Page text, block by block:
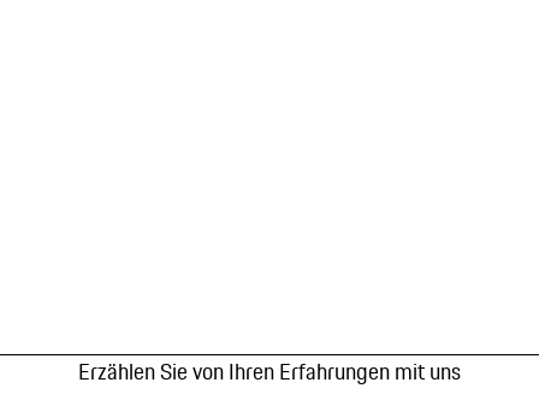
Erzählen Sie von Ihren Erfahrungen mit uns